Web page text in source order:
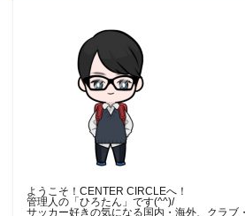
ようこそ！CENTER CIRCLEへ！
管理人の「ひろたん」です(^^)/
サッカー好きの気になる国内・海外、クラブ